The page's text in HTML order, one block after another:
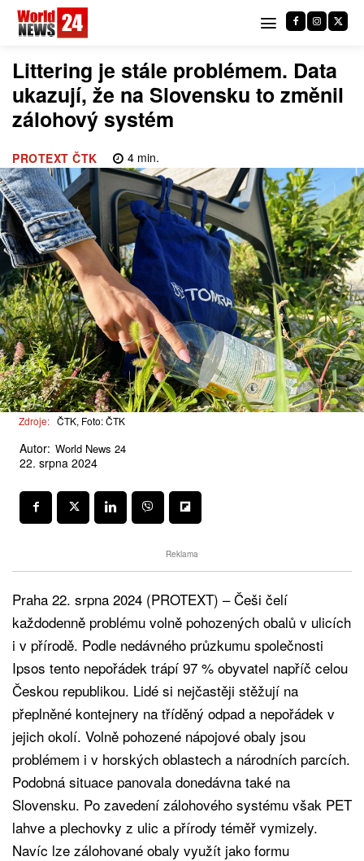
Littering je stále problémem. Data
ukazují, že na Slovensku to změnil
zálohový systém
PROTEXT ČTK 4min.
Zdroje: ČTK, Foto: ČTK
Autor: World News 24
22. srpna 2024
Reklama
Praha 22. srpna 2024 (PROTEXT) – Češi čelí
každodenně problému volně pohozených obalů v ulicích
i v přírodě. Podle nedávného průzkumu společnosti
Ipsos tento nepořádek trápí 97 % obyvatel napříč celou
Českou republikou. Lidé si nejčastěji stěžují na
přeplněné kontejnery na tříděný odpad a nepořádek v
jejich okolí. Volně pohozené nápojové obaly jsou
problémem i v horských oblastech a národních parcích.
Podobná situace panovala donedávna také na
Slovensku. Po zavedení zálohového systému však PET
lahve a plechovky z ulic a přírody téměř vymizely.
Navíc lze zálohované obaly využít jako formu